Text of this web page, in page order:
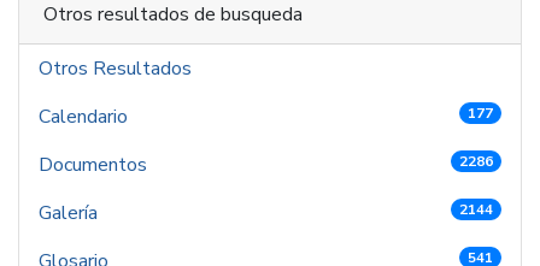
Otros resultados de busqueda
Otros Resultados
Calendario
177
Documentos 2286
Galería 2144
541